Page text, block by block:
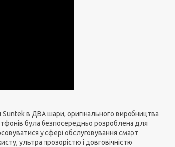
Suntek в ДВА шари, оригінального виробництва
була безпосередньо розроблена для
у сфері обслуговування смарт
ультра прозорістю і довговічністю